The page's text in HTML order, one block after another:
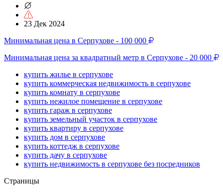
23 Дек 2024
Минимальная цена в Серпухове - 100 000
Минимальная цена за квадратный метр в Серпухове - 20 000
купить жилье в серпухове
купить коммерческая недвижимость в серпухове
купить комнату в серпухове
купить нежилое помещение в серпухове
купить гараж в серпухове
купить земельный участок в серпухове
купить квартиру в серпухове
купить дом в серпухове
купить коттедж в серпухове
купить дачу в серпухове
купить недвижимость в серпухове без посредников
Страницы